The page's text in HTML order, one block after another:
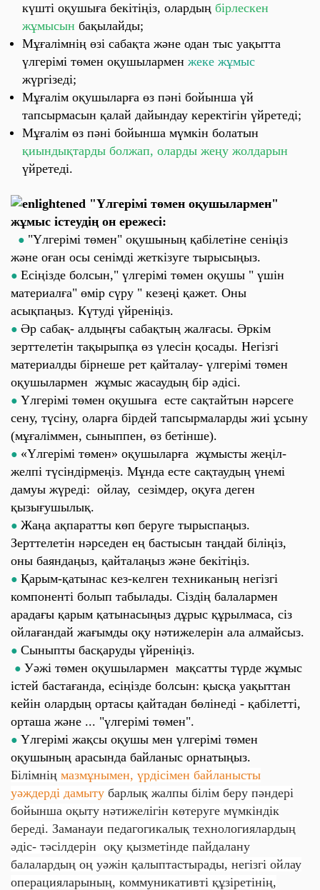
күшті оқушыға бекітіңіз, олардың бірлескен
жұмысын бақылайды;
Мұғалімнің өзі сабақта және одан тыс уақытта
үлгерімі төмен оқушылармен жеке жұмыс
жүргізеді;
Мұғалім оқушыларға өз пәні бойынша үй
тапсырмасын қалай дайындау керектігін үйретеді;
Мұғалім өз пәні бойынша мүмкін болатын
қиындықтарды болжап, оларды жеңу жолдарын
үйретеді.
"Үлгерімі төмен оқушылармен"
жұмыс істеудің он ережесі:
● "Үлгерімі төмен" оқушының қабілетіне сеніңіз
және оған осы сенімді жеткізуге тырысыңыз.
● Есіңізде болсын," үлгерімі төмен оқушы " үшін
материалға" өмір сүру " кезеңі қажет. Оны
асықпаңыз. Күтуді үйреніңіз.
● Әр сабақ- алдыңғы сабақтың жалғасы. Әркім
зерттелетін тақырыпқа өз үлесін қосады. Негізгі
материалды бірнеше рет қайталау- үлгерімі төмен
оқушылармен жұмыс жасаудың бір әдісі.
● Үлгерімі төмен оқушыға есте сақтайтын нәрсеге
сену, түсіну, оларға бірдей тапсырмаларды жиі ұсыну
(мұғаліммен, сыныппен, өз бетінше).
● «Үлгерімі төмен» оқушыларға жұмысты жеңіл-
желпі түсіндірмеңіз. Мұнда есте сақтаудың үнемі
дамуы жүреді: ойлау, сезімдер, оқуға деген
қызығушылық.
● Жаңа ақпаратты көп беруге тырыспаңыз.
Зерттелетін нәрседен ең бастысын таңдай біліңіз,
оны баяндаңыз, қайталаңыз және бекітіңіз.
● Қарым-қатынас кез-келген техниканың негізгі
компоненті болып табылады. Сіздің балалармен
арадағы қарым қатынасыңыз дұрыс құрылмаса, сіз
ойлағандай жағымды оқу нәтижелерін ала алмайсыз.
● Сыныпты басқаруды үйреніңіз.
● Уәжі төмен оқушылармен мақсатты түрде жұмыс
істей бастағанда, есіңізде болсын: қысқа уақыттан
кейін олардың ортасы қайтадан бөлінеді - қабілетті,
орташа және ... "үлгерімі төмен".
● Үлгерімі жақсы оқушы мен үлгерімі төмен
оқушының арасында байланыс орнатыңыз.
Білімнің мазмұнымен, үрдісімен байланысты
уәждерді дамыту барлық жалпы білім беру пәндері
бойынша оқыту нәтижелігін көтеруге мүмкіндік
береді. Заманауи педагогикалық технологиялардың
әдіс- тәсілдерін оқу қызметінде пайдалану
балалардың оң уәжін қалыптастырады, негізгі ойлау
операцияларының, коммуникативті құзіретінің,